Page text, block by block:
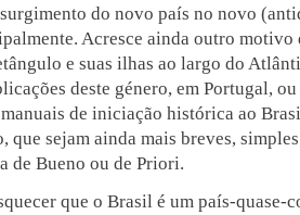
do novo país no novo
Acresce ainda outro motivo
e suas ilhas ao largo do
deste género, em Portugal,
de iniciação histórica ao
que sejam ainda mais breves,
de Bueno ou de Priori.
que o Brasil é um país-